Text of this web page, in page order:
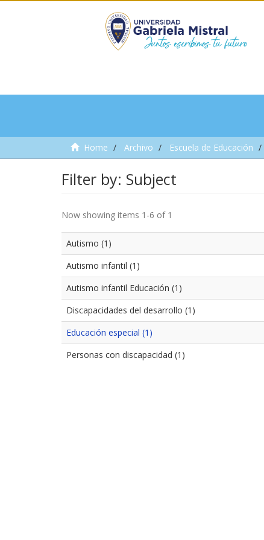
Home Archivo Escuela de Educación
Filter by: Subject
Now showing items 1-6 of 1
Autismo (1)
Autismo infantil (1)
Autismo infantil Educación (1)
Discapacidades del desarrollo (1)
Educación especial (1)
Personas con discapacidad (1)